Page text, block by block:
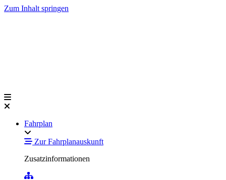
Zum Inhalt springen
Fahrplan
Zur Fahrplanauskunft
Zusatzinformationen